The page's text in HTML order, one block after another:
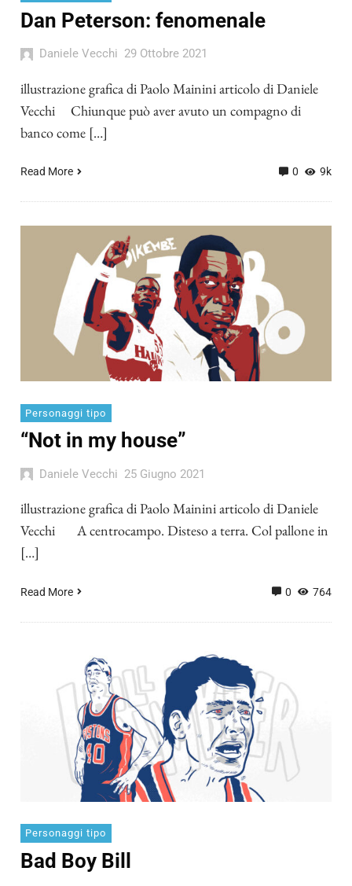
Dan Peterson: fenomenale
Daniele Vecchi 29 Ottobre 2021
illustrazione grafica di Paolo Mainini articolo di Daniele
Vecchi Chiunque può aver avuto un compagno di
banco come […]
Read More 0 9k
Personaggi tipo
“Not in my house”
Daniele Vecchi 25 Giugno 2021
illustrazione grafica di Paolo Mainini articolo di Daniele
Vecchi A centrocampo. Disteso a terra. Col pallone in
[…]
Read More 0 764
Personaggi tipo
Bad Boy Bill